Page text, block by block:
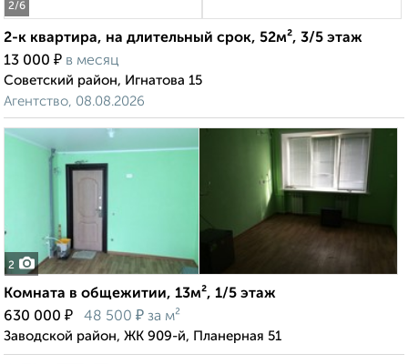
2/6
2-к квартира, на длительный срок, 52м², 3/5 этаж
13 000 ₽ в месяц
Советский район, Игнатова 15
Агентство, 08.08.2026
2
Комната в общежитии, 13м², 1/5 этаж
630 000 ₽ 48 500 ₽ за м²
Заводской район, ЖК 909-й, Планерная 51